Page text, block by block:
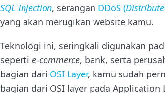
SQL Injection, serangan DDoS (
yang akan merugikan website kamu.
Teknologi ini, seringkali digunakan
seperti e-commerce, bank, serta
bagian dari OSI Layer, kamu sudah
bagian dari OSI layer pada